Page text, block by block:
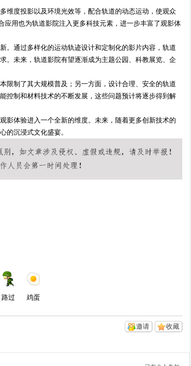
维度投影以及环境光效等，配合轨道的动态运动，使观众
用也为轨道影院注入更多科技元素，进一步丰富了观影体
。通过多样化的运动轨迹设计和定制化的影片内容，轨道
。未来，轨道影院有望逐渐成为主题公园、科教展览、企
限制了其大规模普及；另一方面，设计合理、安全的轨道
控制和材料技术的不断发展，这些问题预计将逐步得到解
影体验进入一个全新的维度。未来，随着更多创新技术的
的沉浸式文化盛宴。
路过 鸡蛋
收藏
邀请